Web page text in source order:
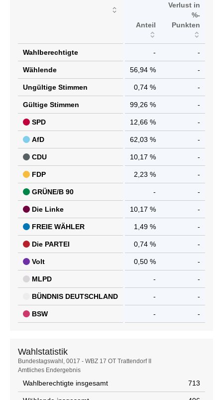
Anteil
Verlust in
%-
Punkten
Wahlberechtigte - -
Wählende 56,94 % -
Ungültige Stimmen 0,74 % -
Gültige Stimmen 99,26 % -
SPD 12,66 % -
AfD 62,03 % -
CDU 10,17 % -
FDP 2,23 % -
GRÜNE/B 90 - -
Die Linke 10,17 % -
FREIE WÄHLER 1,49 % -
Die PARTEI 0,74 % -
Volt 0,50 % -
MLPD - -
BÜNDNIS DEUTSCHLAND - -
BSW - -
Wahlstatistik
Wahlstatistik
Bundestagswahl, 0017 - WBZ 17 OT Trattendorf II
Amtliches Endergebnis
Wahlberechtigte insgesamt 713